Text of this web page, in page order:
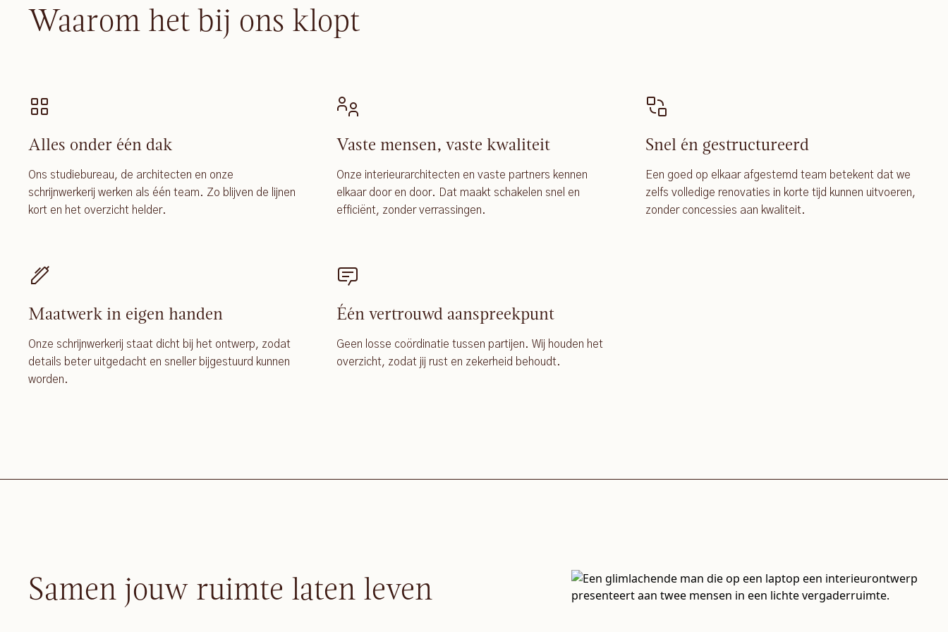
Waarom het bij ons klopt
Alles onder één dak
Ons studiebureau, de architecten en onze
schrijnwerkerij werken als één team. Zo blijven de lijnen
kort en het overzicht helder.
Vaste mensen, vaste kwaliteit
Onze interieurarchitecten en vaste partners kennen
elkaar door en door. Dat maakt schakelen snel en
efficiënt, zonder verrassingen.
Snel én gestructureerd
Een goed op elkaar afgestemd team betekent dat we
zelfs volledige renovaties in korte tijd kunnen uitvoeren,
zonder concessies aan kwaliteit.
Maatwerk in eigen handen
Onze schrijnwerkerij staat dicht bij het ontwerp, zodat
details beter uitgedacht en sneller bijgestuurd kunnen
worden.
Één vertrouwd aanspreekpunt
Geen losse coördinatie tussen partijen. Wij houden het
overzicht, zodat jij rust en zekerheid behoudt.
Samen jouw ruimte laten leven